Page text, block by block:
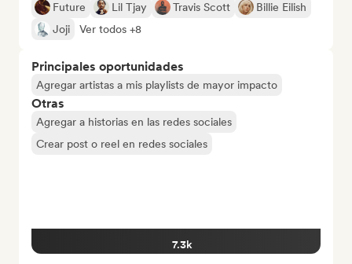
Future
Lil Tjay Travis Scott
Billie Eilish
Joji
Ver todos +8
Principales oportunidades
Agregar artistas a mis playlists de mayor impacto
Otras
Agregar a historias en las redes sociales
Crear post o reel en redes sociales
7.3k